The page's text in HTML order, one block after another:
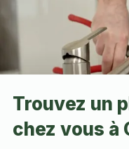
Trouvez un
chez vous à